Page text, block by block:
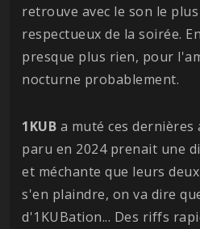
retrouve avec le son le
respectueux de la soirée.
presque plus rien, pour
nocturne probablement.
1KUB a muté ces dernières
paru en 2024 prenait une
et méchante que leurs
s'en plaindre, on va dire
d'1KUBation... Des riffs